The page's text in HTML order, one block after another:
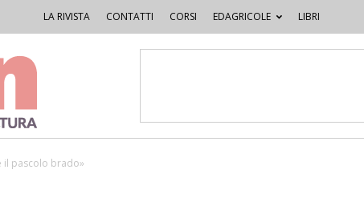
LA RIVISTA CONTATTI CORSI EDAGRICOLE LIBRI
il pascolo brado»